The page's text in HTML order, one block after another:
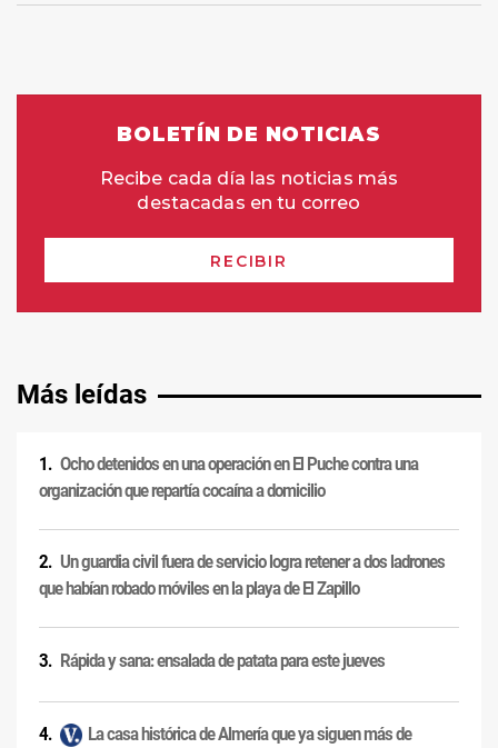
Más leídas
Ocho detenidos en una operación en El Puche contra una
organización que repartía cocaína a domicilio
Un guardia civil fuera de servicio logra retener a dos ladrones
que habían robado móviles en la playa de El Zapillo
Rápida y sana: ensalada de patata para este jueves
La casa histórica de Almería que ya siguen más de